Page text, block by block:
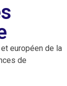
européen de la
de